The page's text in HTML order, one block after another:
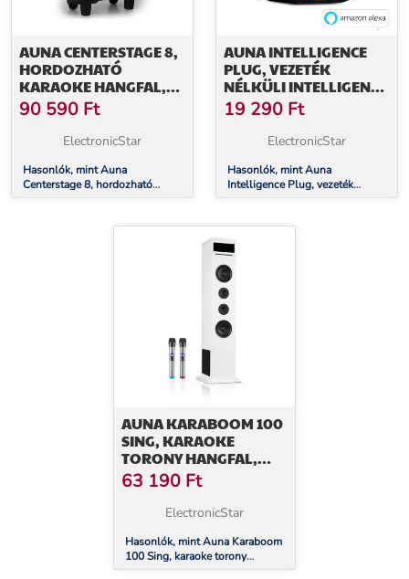
AUNA CENTERSTAGE 8,
HORDOZHATÓ
KARAOKE HANGFAL,
40 W, 14.1"-ES KIJELZŐ,
VEZETÉK NÉLKÜLI
MIKROFON
90 590 Ft
ElectronicStar
Hasonlók, mint Auna
Centerstage 8, hordozható
karaoke hangfal, 40 W, 14.1"-es
AUNA INTELLIGENCE
PLUG, VEZETÉK
NÉLKÜLI INTELLIGENS
HANGSZÓRÓ, ALEXA-
VOICE CONTROL
HANGVEZÉRELT
19 290 Ft
ElectronicStar
Hasonlók, mint Auna
Intelligence Plug, vezeték
nélküli intelligens hangszóró,
hangvezérelt
AUNA KARABOOM 100
SING, KARAOKE
TORONY HANGFAL,
MAX. 120 W, CD
LEJÁTSZÓ, 2 VEZETÉK
NÉLKÜLI MIKROFON
63 190 Ft
ElectronicStar
Hasonlók, mint Auna Karaboom
100 Sing, karaoke torony
hangfal, max. 120 W, CD